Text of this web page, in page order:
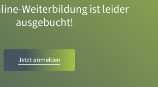
Weiterbildung ist leider
ausgebucht!
Jetzt anmelden